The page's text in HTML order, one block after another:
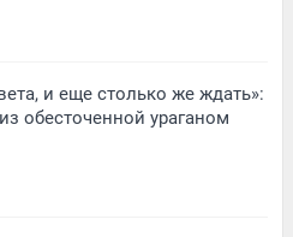
и еще столько же ждать»:
обесточенной ураганом